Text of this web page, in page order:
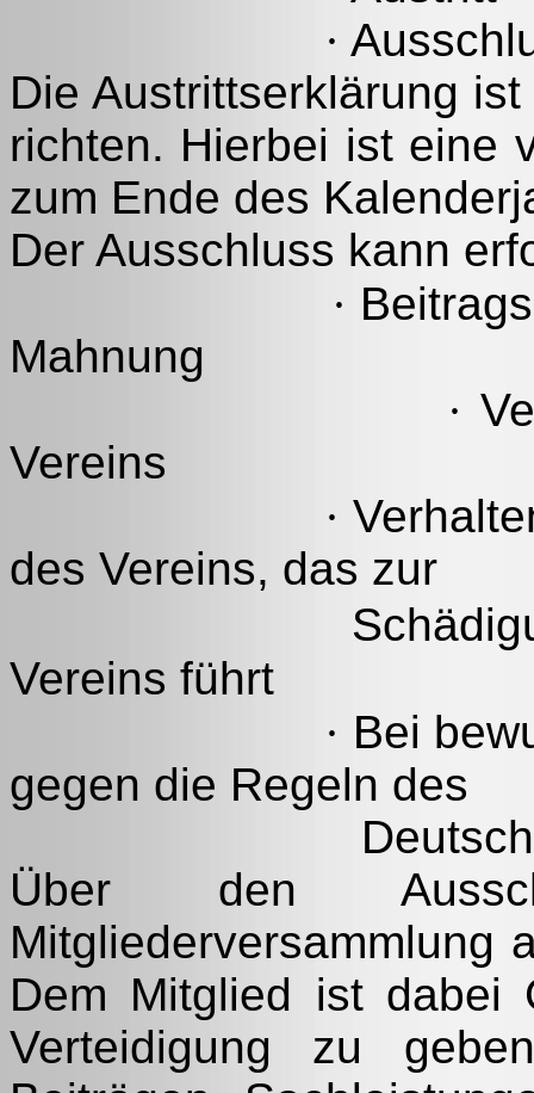
·
Die Austrittserklärung
richten. Hierbei ist eine
zum Ende des
Der Ausschluss kann
·
Mahnung
·
Vereins
·
des Vereins, das zur
Vereins führt
· Bei
gegen die Regeln des
Über den
Mitgliederversammlung
Dem Mitglied ist dabei
Verteidigung zu